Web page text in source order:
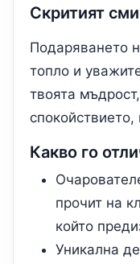
Скритият
Подаряването
топло и
твоята
Какво го
прочит на
който
Уникална